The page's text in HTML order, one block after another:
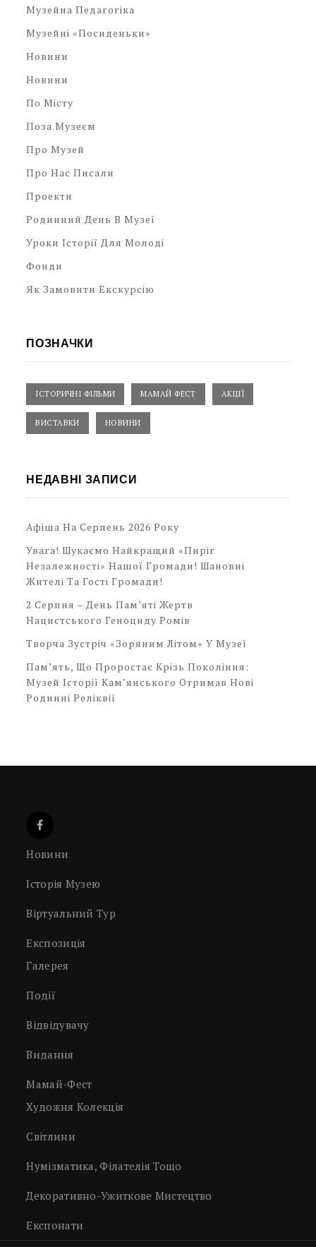
Музейна Педагогіка
Музейні «посиденьки»
Новини
Новини
По Місту
Поза Музеєм
Про Музей
Про Нас Писали
Проекти
Родинний День В Музеї
Уроки Історії Для Молоді
Фонди
Як Замовити Екскурсію
ПОЗНАЧКИ
ІСТОРИЧНІ ФІЛЬМИ МАМАЙ ФЕСТ АКЦІЇ
ВИСТАВКИ НОВИНИ
НЕДАВНІ ЗАПИСИ
Афіша На Серпень 2026 Року
Увага! Шукаємо Найкращий «Пиріг
Незалежності» Нашої Громади! Шановні
Жителі Та Гості Громади!
2 Серпня – День Пам’яті Жертв
Нацистського Геноциду Ромів
Творча Зустріч «Зоряним Літом» У Музеї
Пам’ять, Що Проростає Крізь Покоління:
Музей Історії Кам’янського Отримав Нові
Родинні Реліквії
Новини
Історія Музею
Віртуальний Тур
Експозиція
Галерея
Події
Відвідувачу
Видання
Мамай-Фест
Художня Колекція
Світлини
Нумізматика, Філателія Тощо
Декоративно-Ужиткове Мистецтво
Експонати